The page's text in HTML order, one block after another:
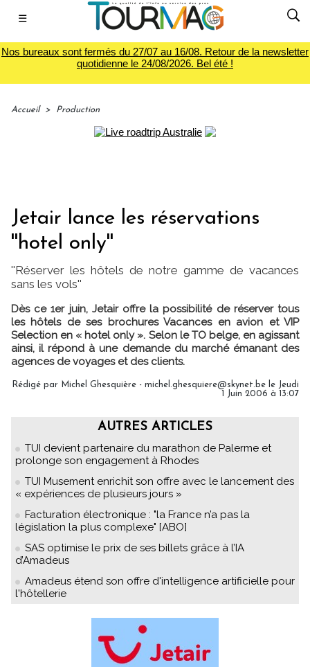
☰
Nos bureaux sont fermés du 27/07 au 16/08. Retour de la newsletter
quotidienne le 24/08/2026. Bel été !
Accueil > Production
Jetair lance les réservations
''hotel only''
''Réserver les hôtels de notre gamme de vacances
sans les vols''
Dès ce 1er juin, Jetair offre la possibilité de réserver tous
les hôtels de ses brochures Vacances en avion et VIP
Selection en « hotel only ». Selon le TO belge, en agissant
ainsi, il répond à une demande du marché émanant des
agences de voyages et des clients.
Rédigé par Michel Ghesquière - michel.ghesquiere@skynet.be le Jeudi
1 Juin 2006 à 13:07
AUTRES ARTICLES
TUI devient partenaire du marathon de Palerme et
prolonge son engagement à Rhodes
TUI Musement enrichit son offre avec le lancement des
« expériences de plusieurs jours »
Facturation électronique : "la France n’a pas la
législation la plus complexe" [ABO]
SAS optimise le prix de ses billets grâce à l’IA
d’Amadeus
Amadeus étend son offre d'intelligence artificielle pour
l'hôtellerie